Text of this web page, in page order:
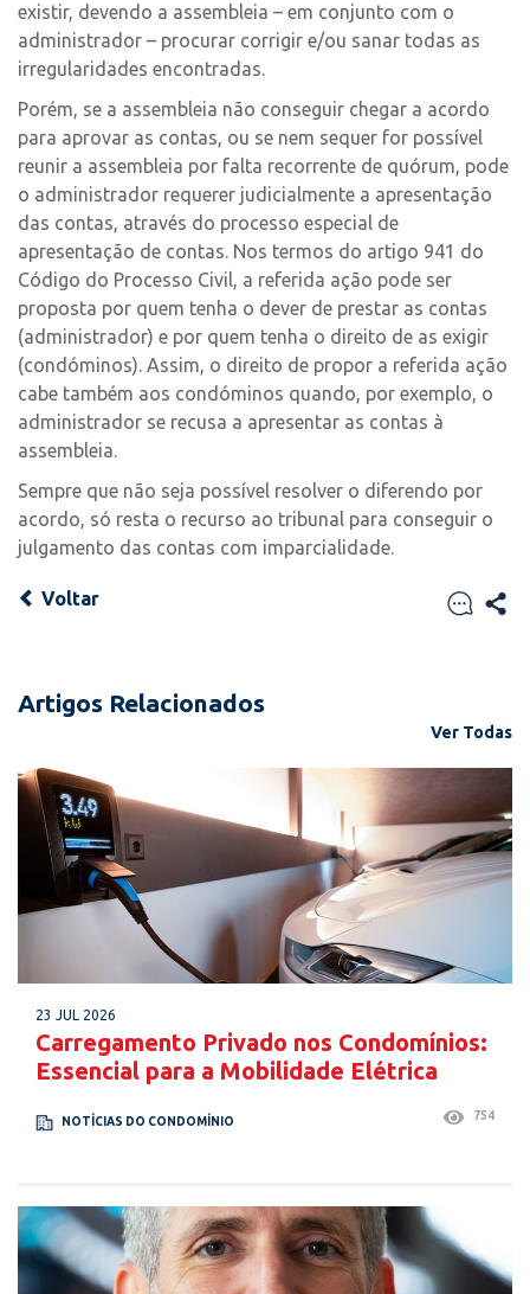
existir, devendo a assembleia – em conjunto com o
administrador – procurar corrigir e/ou sanar todas as
irregularidades encontradas.
Porém, se a assembleia não conseguir chegar a acordo
para aprovar as contas, ou se nem sequer for possível
reunir a assembleia por falta recorrente de quórum, pode
o administrador requerer judicialmente a apresentação
das contas, através do processo especial de
apresentação de contas. Nos termos do artigo 941 do
Código do Processo Civil, a referida ação pode ser
proposta por quem tenha o dever de prestar as contas
(administrador) e por quem tenha o direito de as exigir
(condóminos). Assim, o direito de propor a referida ação
cabe também aos condóminos quando, por exemplo, o
administrador se recusa a apresentar as contas à
assembleia.
Sempre que não seja possível resolver o diferendo por
acordo, só resta o recurso ao tribunal para conseguir o
julgamento das contas com imparcialidade.
Voltar
Artigos Relacionados
Ver Todas
23 JUL 2026
Carregamento Privado nos Condomínios:
Essencial para a Mobilidade Elétrica
NOTÍCIAS DO CONDOMÍNIO 754